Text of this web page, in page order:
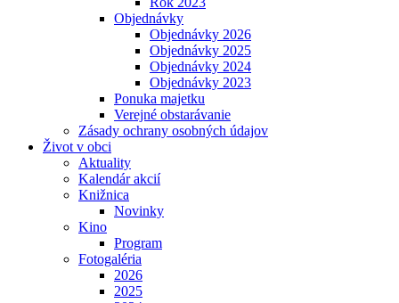
Objednávky
Objednávky 2026
Objednávky 2025
Objednávky 2024
Objednávky 2023
Ponuka majetku
Verejné obstarávanie
Zásady ochrany osobných údajov
Život v obci
Aktuality
Kalendár akcií
Knižnica
Novinky
Kino
Program
Fotogaléria
2026
2025